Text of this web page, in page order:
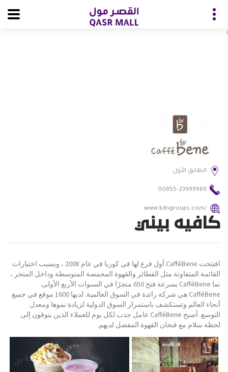
i
الطابق الأول
00855-23999969
www.kdngroups.com/
كافيه بيني
افتتحت CafféBene أول فرع لها في كوريا في عام 2008 ، وبسبب اختيارات
القائمة المتفاوتة مثل الفطائر والقهوة المحمصة المتوسطة وداخل المتجر ،
نما CafféBene بسرعة فتح 650 متجرًا في السنوات الأربع الأولى.
CafféBene هي شركة رائدة في السوق العالمية. لديها 1600 موقع في جميع
أنحاء العالم وتستكشف باستمرار السوق الدولية لزيادة نموها ومعدل
التوسع. أصبح CafféBene عامل جذب لكل يوم للعملاء الذين يتوقون إلى
لحظة سلام مع فنجان القهوة المفضل لديهم.